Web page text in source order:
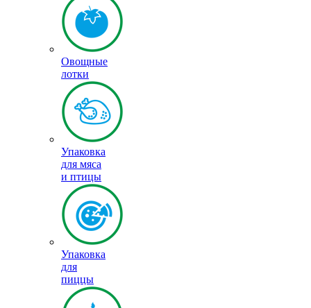
Овощные
лотки
Упаковка
для мяса
и птицы
Упаковка
для
пиццы